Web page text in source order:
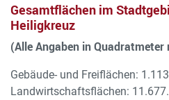
Gesamtflächen im
Heiligkreuz
(Alle Angaben in
Gebäude- und Freiflächen:
Landwirtschaftsflächen: